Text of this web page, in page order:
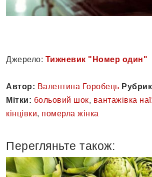
Джерело: Тижневик "Номер один"
Автор: Валентина Горобець
Мітки: больовий шок, вантажівка
кінцівки, померла жінка
Перегляньте також: